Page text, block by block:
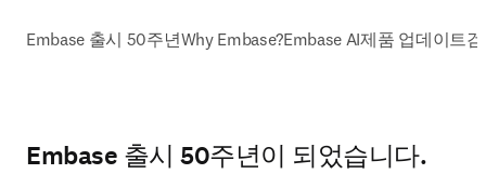
Embase 출시 50주년Why Embase?Embase AI제품 업데이트
Embase 출시 50주년이 되었습니다.